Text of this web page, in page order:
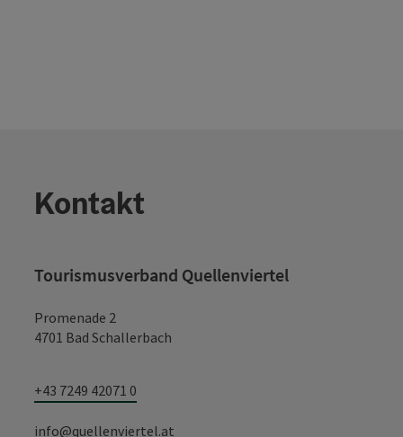
Kontakt
Tourismusverband Quellenviertel
Promenade 2
4701 Bad Schallerbach
+43 7249 42071 0
info@quellenviertel.at